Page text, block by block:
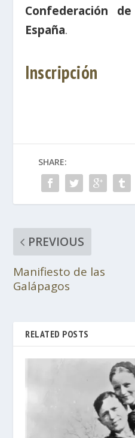
Confederación
España.
Inscripción
SHARE:
PREVIOUS
Manifiesto de las
Galápagos
RELATED POSTS